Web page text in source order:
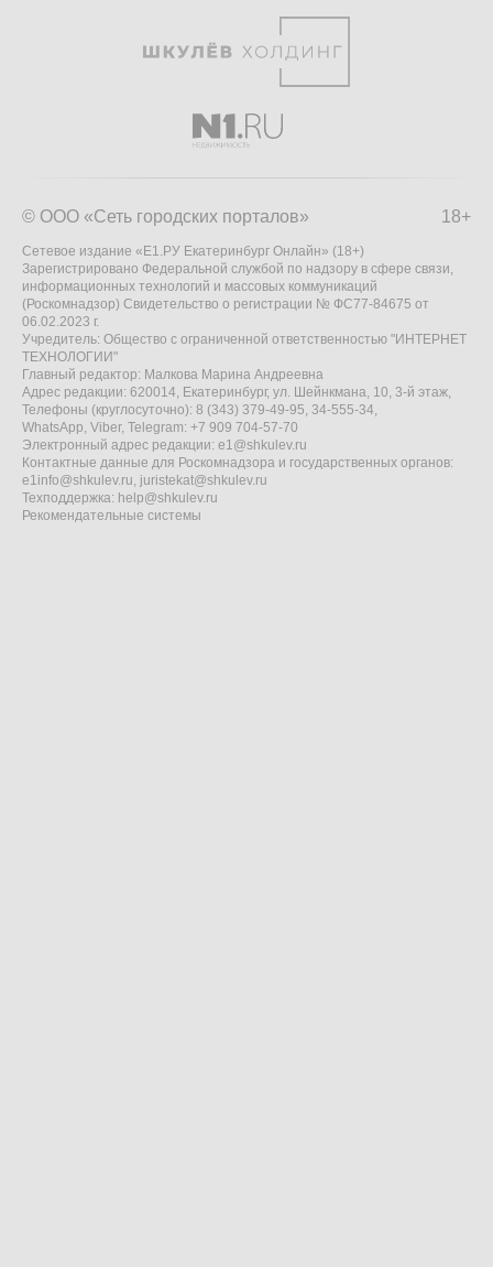
18+
© ООО «Сеть городских порталов»
Сетевое издание «Е1.РУ Екатеринбург Онлайн» (18+)
Зарегистрировано Федеральной службой по надзору в сфере связи,
информационных технологий и массовых коммуникаций
(Роскомнадзор) Свидетельство о регистрации № ФС77-84675 от
06.02.2023 г.
Учредитель: Общество с ограниченной ответственностью "ИНТЕРНЕТ
ТЕХНОЛОГИИ"
Главный редактор: Малкова Марина Андреевна
Адрес редакции: 620014, Екатеринбург, ул. Шейнкмана, 10, 3-й этаж,
Телефоны (круглосуточно): 8 (343) 379-49-95, 34-555-34,
WhatsApp, Viber, Telegram: +7 909 704-57-70
Электронный адрес редакции: e1@shkulev.ru
Контактные данные для Роскомнадзора и государственных органов:
e1info@shkulev.ru, juristekat@shkulev.ru
Техподдержка: help@shkulev.ru
Рекомендательные системы